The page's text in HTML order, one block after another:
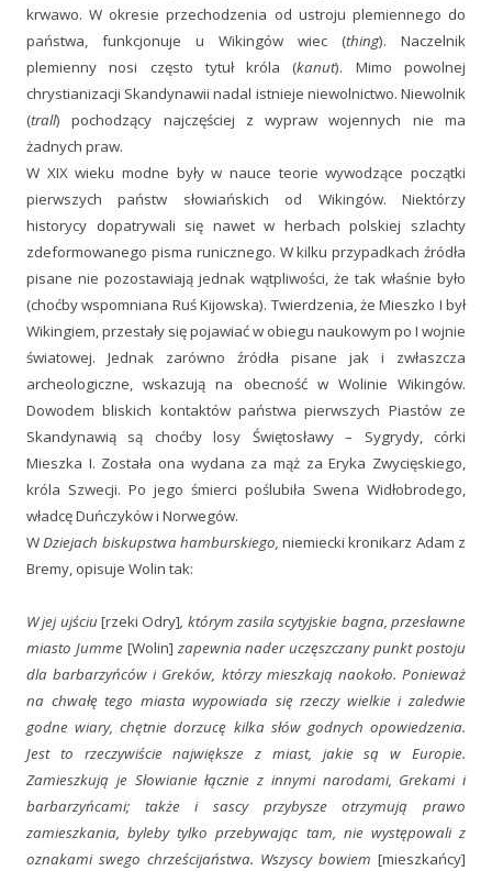
krwawo. W okresie przechodzenia od ustroju plemiennego do
państwa, funkcjonuje u Wikingów wiec (thing). Naczelnik
plemienny nosi często tytuł króla (kanut). Mimo powolnej
chrystianizacji Skandynawii nadal istnieje niewolnictwo. Niewolnik
(trall) pochodzący najczęściej z wypraw wojennych nie ma
żadnych praw.
W XIX wieku modne były w nauce teorie wywodzące początki
pierwszych państw słowiańskich od Wikingów. Niektórzy
historycy dopatrywali się nawet w herbach polskiej szlachty
zdeformowanego pisma runicznego. W kilku przypadkach źródła
pisane nie pozostawiają jednak wątpliwości, że tak właśnie było
(choćby wspomniana Ruś Kijowska). Twierdzenia, że Mieszko I był
Wikingiem, przestały się pojawiać w obiegu naukowym po I wojnie
światowej. Jednak zarówno źródła pisane jak i zwłaszcza
archeologiczne, wskazują na obecność w Wolinie Wikingów.
Dowodem bliskich kontaktów państwa pierwszych Piastów ze
Skandynawią są choćby losy Świętosławy – Sygrydy, córki
Mieszka I. Została ona wydana za mąż za Eryka Zwycięskiego,
króla Szwecji. Po jego śmierci poślubiła Swena Widłobrodego,
władcę Duńczyków i Norwegów.
WDziejach biskupstwa hamburskiego, niemiecki kronikarz Adam z
Bremy, opisuje Wolin tak:
W jej ujściu[rzeki Odry], którym zasila scytyjskie bagna, przesławne
miasto Jumme [Wolin] zapewnia nader uczęszczany punkt postoju
dla barbarzyńców i Greków, którzy mieszkają naokoło. Ponieważ
na chwałę tego miasta wypowiada się rzeczy wielkie i zaledwie
godne wiary, chętnie dorzucę kilka słów godnych opowiedzenia.
Jest to rzeczywiście największe z miast, jakie są w Europie.
Zamieszkują je Słowianie łącznie z innymi narodami, Grekami i
barbarzyńcami; także i sascy przybysze otrzymują prawo
zamieszkania, byleby tylko przebywając tam, nie występowali z
oznakami swego chrześcijaństwa. Wszyscy bowiem [mieszkańcy]